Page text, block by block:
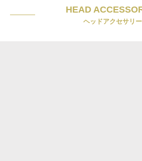
HEAD
ヘッドアクセサリー